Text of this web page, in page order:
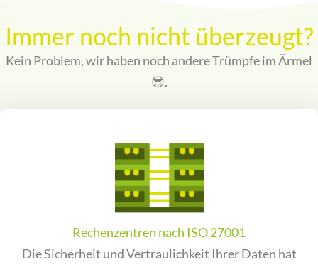
Immer noch nicht überzeugt?
Kein Problem, wir haben noch andere Trümpfe im Ärmel
😎.
Rechenzentren nach ISO 27001
Die Sicherheit und Vertraulichkeit Ihrer Daten hat